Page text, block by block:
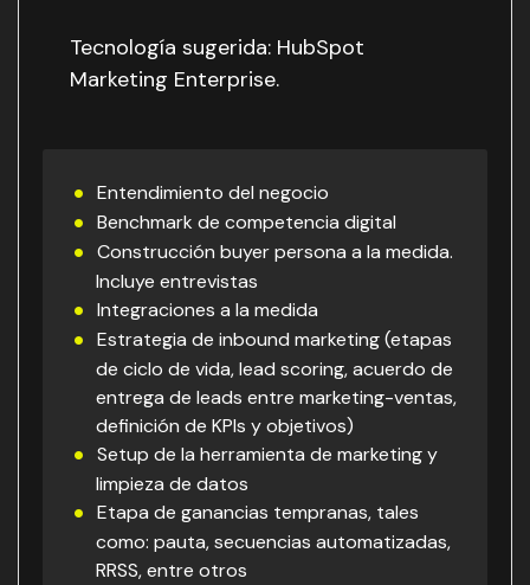
Tecnología sugerida: HubSpot
Marketing Enterprise.
Entendimiento del negocio
Benchmark de competencia digital
Construcción buyer persona a la medida.
Incluye entrevistas
Integraciones a la medida
Estrategia de inbound marketing (etapas
de ciclo de vida, lead scoring, acuerdo de
entrega de leads entre marketing-ventas,
definición de KPIs y objetivos)
Setup de la herramienta de marketing y
limpieza de datos
Etapa de ganancias tempranas, tales
como: pauta, secuencias automatizadas,
RRSS, entre otros